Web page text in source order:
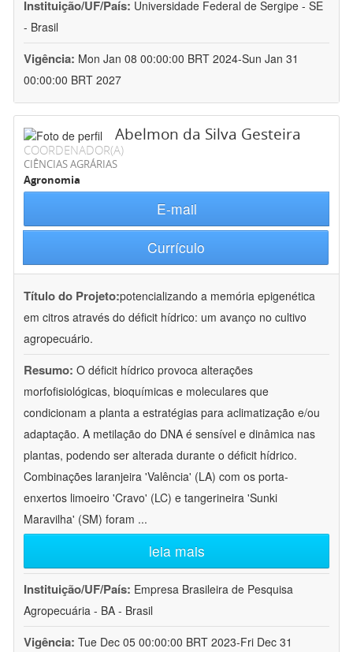
Instituição/UF/País: Universidade Federal de Sergipe - SE
- Brasil
Vigência: Mon Jan 08 00:00:00 BRT 2024-Sun Jan 31
00:00:00 BRT 2027
Abelmon da Silva Gesteira
COORDENADOR(A)
CIÊNCIAS AGRÁRIAS
Agronomia
E-mail
Currículo
Título do Projeto:potencializando a memória epigenética
em citros através do déficit hídrico: um avanço no cultivo
agropecuário.
Resumo: O déficit hídrico provoca alterações
morfofisiológicas, bioquímicas e moleculares que
condicionam a planta a estratégias para aclimatização e/ou
adaptação. A metilação do DNA é sensível e dinâmica nas
plantas, podendo ser alterada durante o déficit hídrico.
Combinações laranjeira 'Valência' (LA) com os porta-
enxertos limoeiro 'Cravo' (LC) e tangerineira 'Sunki
Maravilha' (SM) foram ...
leia mais
Instituição/UF/País: Empresa Brasileira de Pesquisa
Agropecuária - BA - Brasil
Vigência: Tue Dec 05 00:00:00 BRT 2023-Fri Dec 31